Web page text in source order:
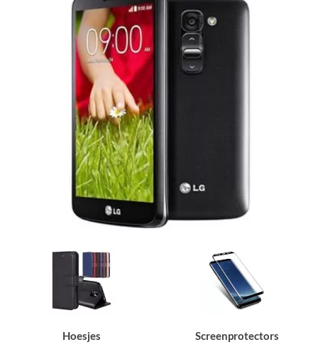
Hoesjes Screenprotectors